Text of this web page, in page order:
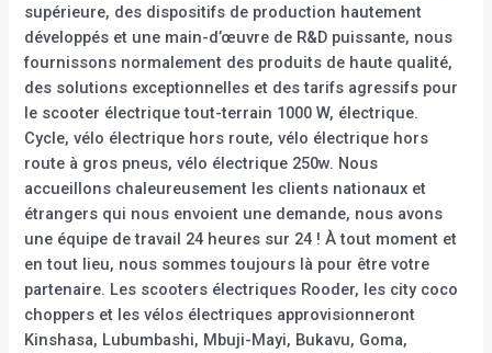
supérieure, des dispositifs de production hautement
développés et une main-d’œuvre de R&D puissante, nous
fournissons normalement des produits de haute qualité,
des solutions exceptionnelles et des tarifs agressifs pour
le scooter électrique tout-terrain 1000 W, électrique.
Cycle, vélo électrique hors route, vélo électrique hors
route à gros pneus, vélo électrique 250w. Nous
accueillons chaleureusement les clients nationaux et
étrangers qui nous envoient une demande, nous avons
une équipe de travail 24 heures sur 24 ! À tout moment et
en tout lieu, nous sommes toujours là pour être votre
partenaire. Les scooters électriques Rooder, les city coco
choppers et les vélos électriques approvisionneront
Kinshasa, Lubumbashi, Mbuji-Mayi, Bukavu, Goma,